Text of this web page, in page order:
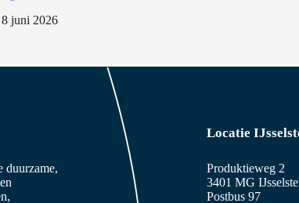
8 juni 2026
duurzame,
Locatie
Produktieweg 2
3401 MG
Postbus 97